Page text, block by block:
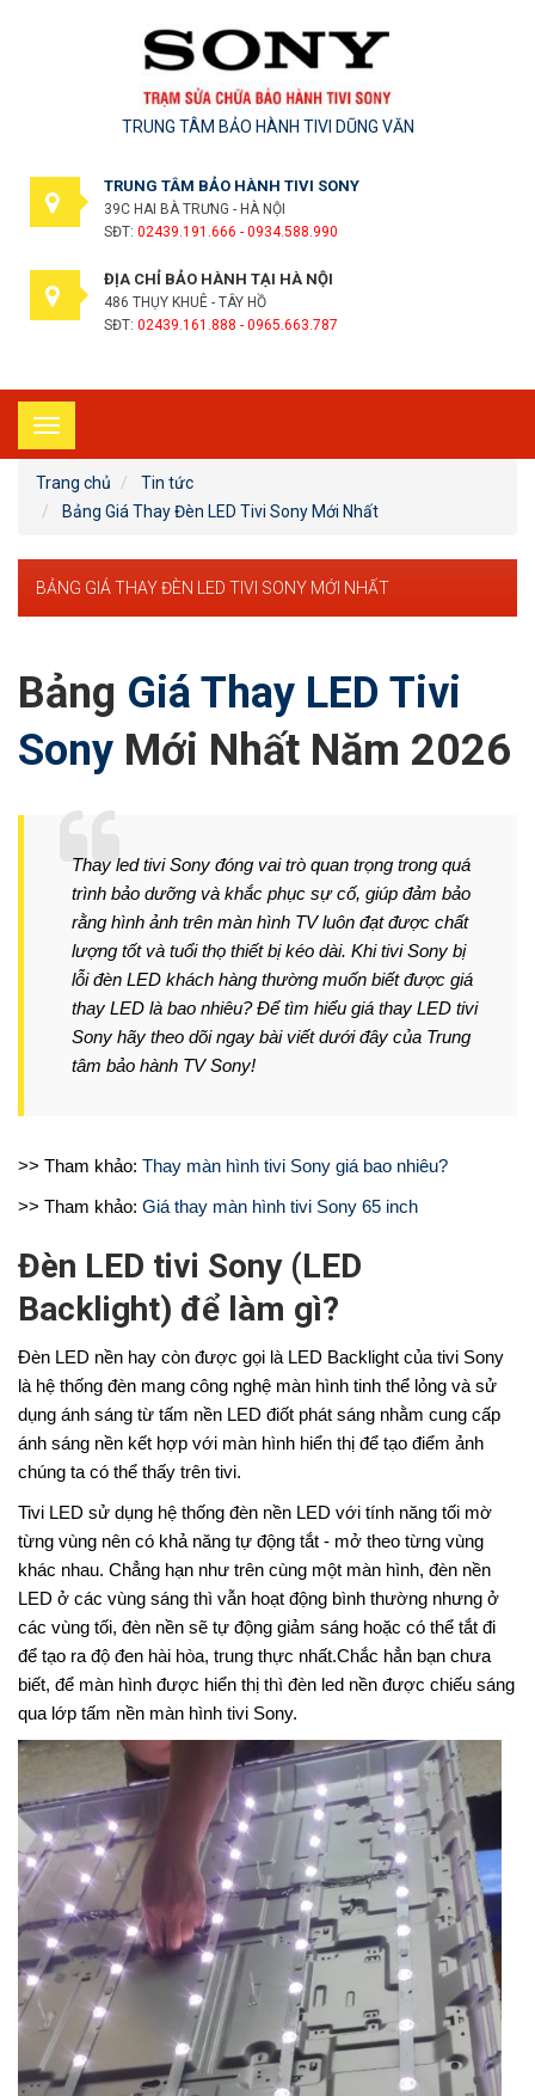
TRUNG TÂM BẢO HÀNH TIVI DŨNG VĂN
TRUNG TÂM BẢO HÀNH TIVI SONY
39C HAI BÀ TRƯNG - HÀ NỘI
SĐT: 02439.191.666 - 0934.588.990
ĐỊA CHỈ BẢO HÀNH TẠI HÀ NỘI
486 THỤY KHUÊ - TÂY HỒ
SĐT: 02439.161.888 - 0965.663.787
Toggle
navigation
Trang chủ
Tin tức
Bảng Giá Thay Đèn LED Tivi Sony Mới Nhất
BẢNG GIÁ THAY ĐÈN LED TIVI SONY MỚI NHẤT
Bảng Giá Thay LED Tivi
Sony Mới Nhất Năm 2026
Thay led tivi Sony đóng vai trò quan trọng trong quá
trình bảo dưỡng và khắc phục sự cố, giúp đảm bảo
rằng hình ảnh trên màn hình TV luôn đạt được chất
lượng tốt và tuổi thọ thiết bị kéo dài. Khi tivi Sony bị
lỗi đèn LED khách hàng thường muốn biết được giá
thay LED là bao nhiêu? Để tìm hiểu giá thay LED tivi
Sony hãy theo dõi ngay bài viết dưới đây của Trung
tâm bảo hành TV Sony!
>> Tham khảo: Thay màn hình tivi Sony giá bao nhiêu?
>> Tham khảo: Giá thay màn hình tivi Sony 65 inch
Đèn LED tivi Sony (LED
Backlight) để làm gì?
Đèn LED nền hay còn được gọi là LED Backlight của tivi Sony
là hệ thống đèn mang công nghệ màn hình tinh thể lỏng và sử
dụng ánh sáng từ tấm nền LED điốt phát sáng nhằm cung cấp
ánh sáng nền kết hợp với màn hình hiển thị để tạo điểm ảnh
chúng ta có thể thấy trên tivi.
Tivi LED sử dụng hệ thống đèn nền LED với tính năng tối mờ
từng vùng nên có khả năng tự động tắt - mở theo từng vùng
khác nhau. Chẳng hạn như trên cùng một màn hình, đèn nền
LED ở các vùng sáng thì vẫn hoạt động bình thường nhưng ở
các vùng tối, đèn nền sẽ tự động giảm sáng hoặc có thể tắt đi
để tạo ra độ đen hài hòa, trung thực nhất.Chắc hẳn bạn chưa
biết, để màn hình được hiển thị thì đèn led nền được chiếu sáng
qua lớp tấm nền màn hình tivi Sony.